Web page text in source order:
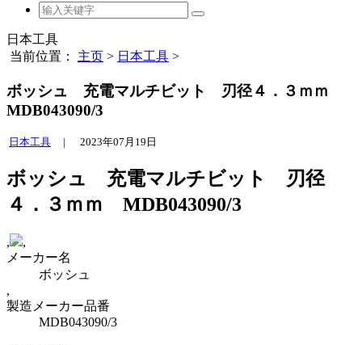
日本工具
当前位置： 主页 > 日本工具 >
ボッシュ 充電マルチビット 刃径４．３ｍｍ
MDB043090/3
日本工具 | 2023年07月19日
ボッシュ 充電マルチビット 刃径
４．３ｍｍ MDB043090/3
,
,
メーカー名
ボッシュ
,
製造メーカー品番
MDB043090/3